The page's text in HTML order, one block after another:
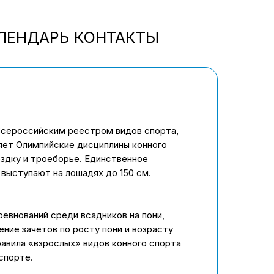
КОНТАКТЫ
реестром видов спорта,
Олимпийские дисциплины конного
и троеборье. Единственное
на лошадях до 150 см.
среди всадников на пони,
зачетов по росту пони и возрасту
«взрослых» видов конного спорта